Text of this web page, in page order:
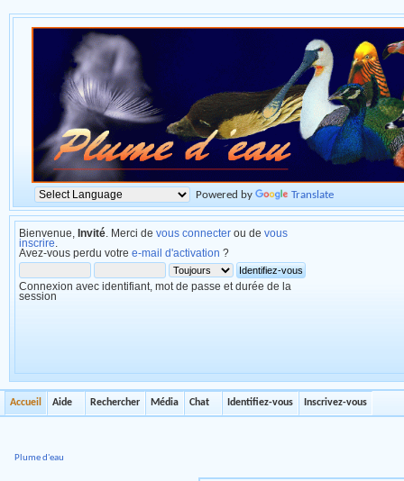
Powered by Translate
Bienvenue, Invité . Merci de vous connecter ou de vous
inscrire
Avez-vous perdu votre e-mail d'activation ?
Connexion avec identifiant, mot de passe et durée de la
session
Accueil Aide Rechercher Média Chat Identifiez-vous Inscrivez-vous
Plume d'eau